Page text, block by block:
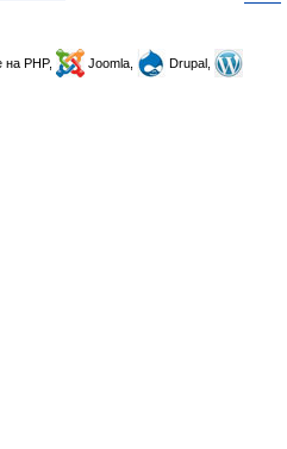
на PHP, Joomla,
Drupal,